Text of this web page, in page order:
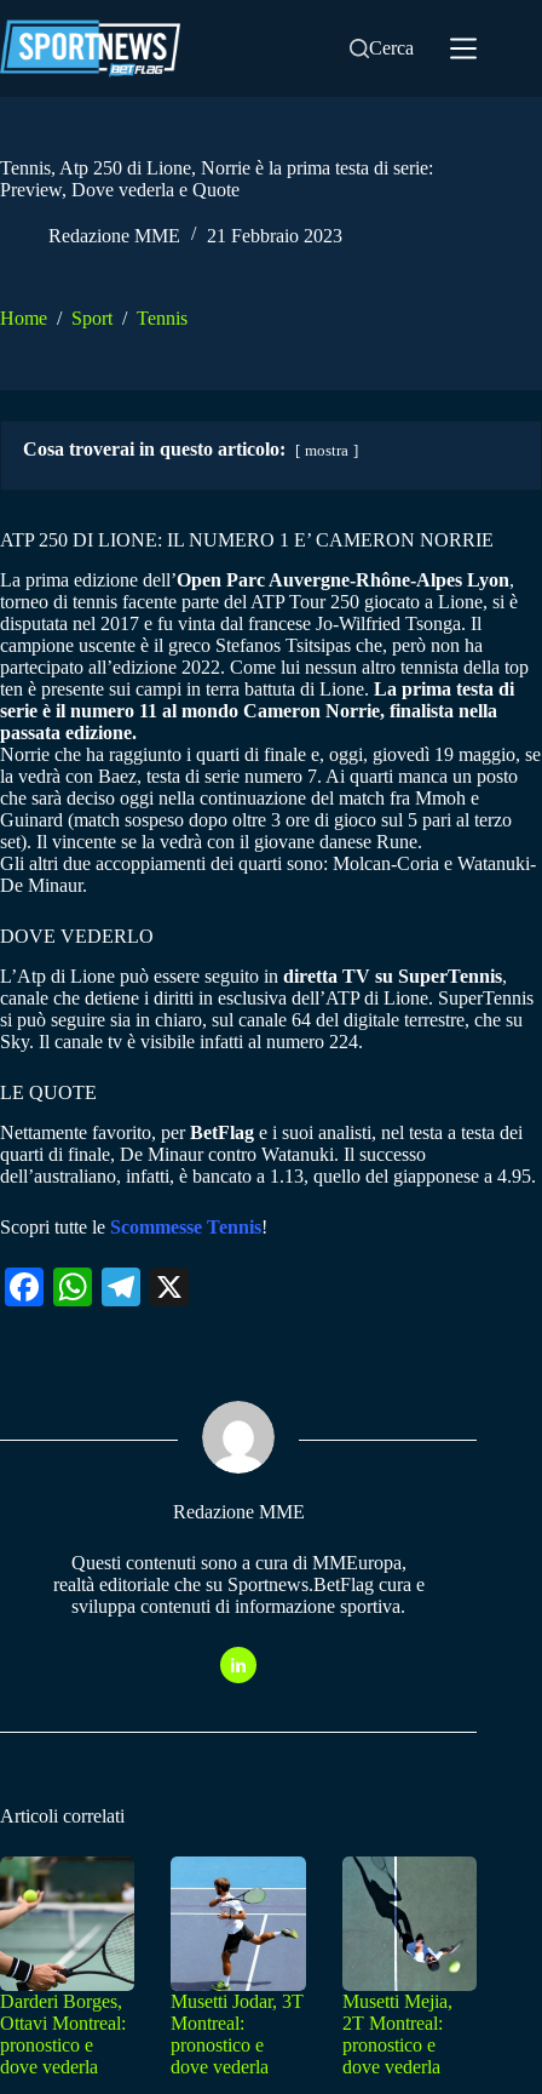
al
contenuto
Cerca
Tennis, Atp 250 di Lione, Norrie è la prima testa di serie:
Preview, Dove vederla e Quote
Redazione MME 21 Febbraio 2023
Home / Sport / Tennis
Cosa troverai in questo articolo: mostra
ATP 250 DI LIONE: IL NUMERO 1 E’ CAMERON NORRIE
La prima edizione dell’Open Parc Auvergne-Rhône-Alpes Lyon,
torneo di tennis facente parte del ATP Tour 250 giocato a Lione, si è
disputata nel 2017 e fu vinta dal francese Jo-Wilfried Tsonga. Il
campione uscente è il greco Stefanos Tsitsipas che, però non ha
partecipato all’edizione 2022. Come lui nessun altro tennista della top
ten è presente sui campi in terra battuta di Lione. La prima testa di
serie è il numero 11 al mondo Cameron Norrie, finalista nella
passata edizione.
Norrie che ha raggiunto i quarti di finale e, oggi, giovedì 19 maggio, se
la vedrà con Baez, testa di serie numero 7. Ai quarti manca un posto
che sarà deciso oggi nella continuazione del match fra Mmoh e
Guinard (match sospeso dopo oltre 3 ore di gioco sul 5 pari al terzo
set). Il vincente se la vedrà con il giovane danese Rune.
Gli altri due accoppiamenti dei quarti sono: Molcan-Coria e Watanuki-
De Minaur.
DOVE VEDERLO
L’Atp di Lione può essere seguito in diretta TV su SuperTennis,
canale che detiene i diritti in esclusiva dell’ATP di Lione. SuperTennis
si può seguire sia in chiaro, sul canale 64 del digitale terrestre, che su
Sky. Il canale tv è visibile infatti al numero 224.
LE QUOTE
Nettamente favorito, perBetFlag e i suoi analisti, nel testa a testa dei
quarti di finale, De Minaur contro Watanuki. Il successo
dell’australiano, infatti, è bancato a 1.13, quello del giapponese a 4.95.
Scopri tutte le Scommesse Tennis!
Fa W
pp
Te
m
Redazione MME
Questi contenuti sono a cura di MMEuropa,
realtà editoriale che su Sportnews.BetFlag cura e
sviluppa contenuti di informazione sportiva.
Articoli correlati
Darderi Borges,
Ottavi Montreal:
pronostico e
dove vederla
Musetti Jodar, 3T
Montreal:
pronostico e
dove vederla
Musetti Mejia,
2T Montreal:
pronostico e
dove vederla